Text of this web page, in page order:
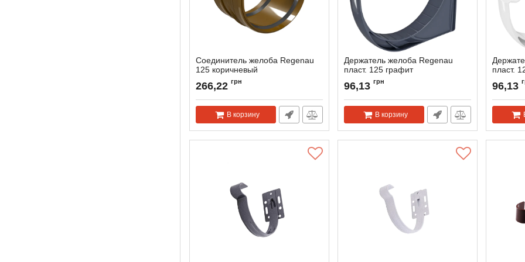
Соединитель желоба Regenau
125 коричневый
118977
266,22 грн
В корзину
Держатель желоба Regenau
пласт. 125 графит
118970
96,13 грн
В корзину
пласт.
96,13